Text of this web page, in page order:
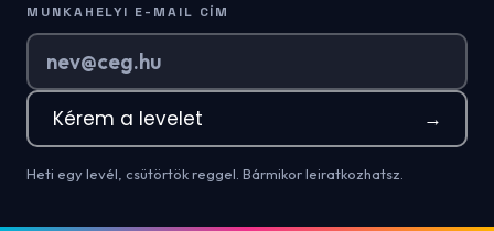
MUNKAHELYI E-MAIL CÍM
Kérem a levelet →
Heti egy levél, csütörtök reggel. Bármikor leiratkozhatsz.